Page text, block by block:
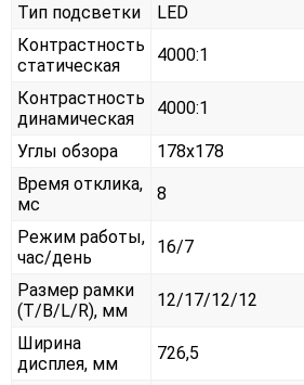
Тип подсветки
LED
Контрастность
статическая
4000:1
Контрастность
динамическая
4000:1
Углы обзора
178x178
Время отклика,
мс
8
Режим работы,
час/день
16/7
Размер рамки
(T/B/L/R), мм
12/17/12/12
Ширина
дисплея, мм
726,5